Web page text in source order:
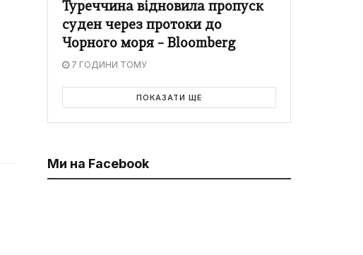
Туреччина відновила пропуск
суден через протоки до
Чорного моря – Bloomberg
7 ГОДИНИ ТОМУ
ПОКАЗАТИ ЩЕ
Ми на Facebook